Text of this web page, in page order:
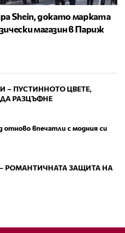
Shein, докато марката
магазин в Париж
– ПУСТИННОТО ЦВЕТЕ,
РАЗЦЪФНЕ
отново впечатли с модния си
РОМАНТИЧНАТА ЗАЩИТА НА